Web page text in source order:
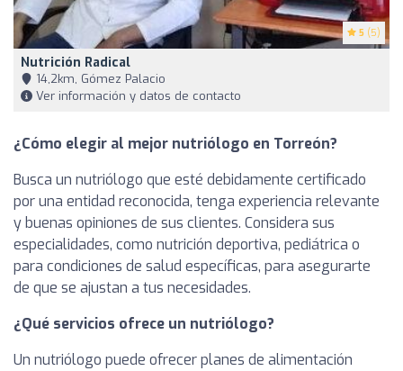
5 (5)
Nutrición Radical
14,2km, Gómez Palacio
Ver información y datos de contacto
¿Cómo elegir al mejor nutriólogo en Torreón?
Busca un nutriólogo que esté debidamente certificado
por una entidad reconocida, tenga experiencia relevante
y buenas opiniones de sus clientes. Considera sus
especialidades, como nutrición deportiva, pediátrica o
para condiciones de salud específicas, para asegurarte
de que se ajustan a tus necesidades.
¿Qué servicios ofrece un nutriólogo?
Un nutriólogo puede ofrecer planes de alimentación